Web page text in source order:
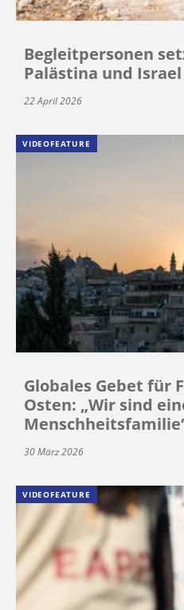
Begleitpersonen
Palästina und
22 April 2026
VIDEOFEATURE
Globales Gebet für
Osten: „Wir sind
30 März 2026
VIDEOFEATURE